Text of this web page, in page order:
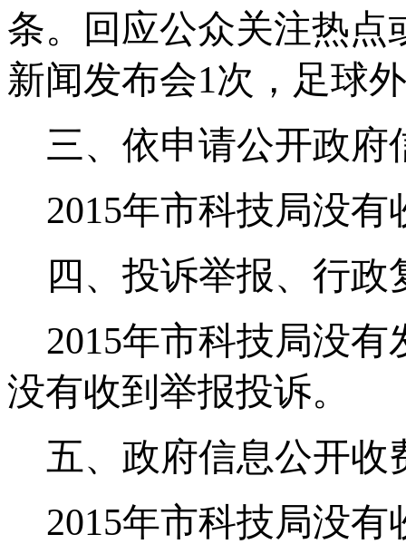
条。回应公众关注热点
新闻发布会1次，足球
三、依申请公开政府
2015年市科技局没有
四、投诉举报、行
2015年市科技局没有
没有收到举报投诉。
五、政府信息公开收
2015年市科技局没有